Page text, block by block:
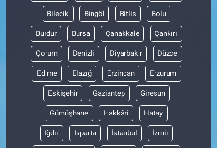
Bilecik Bingöl Bitlis Bolu
Burdur Bursa Çanakkale Çankırı
Çorum Denizli Diyarbakır Düzce
Edirne Elazığ Erzincan Erzurum
Eskişehir Gaziantep Giresun
Gümüşhane Hakkâri Hatay
Iğdır Isparta İstanbul İzmir